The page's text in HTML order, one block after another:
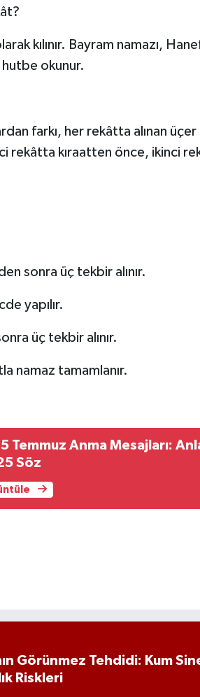
kılınır. Bayram namazı,
okunur.
farkı, her rekâtta alınan
rekâtta kıraatten önce, ikinci
sonra üç tekbir alınır.
yapılır.
üç tekbir alınır.
namaz tamamlanır.
Temmuz Anma Mesajları:
Söz
Görünmez Tehdidi: Kum
Riskleri